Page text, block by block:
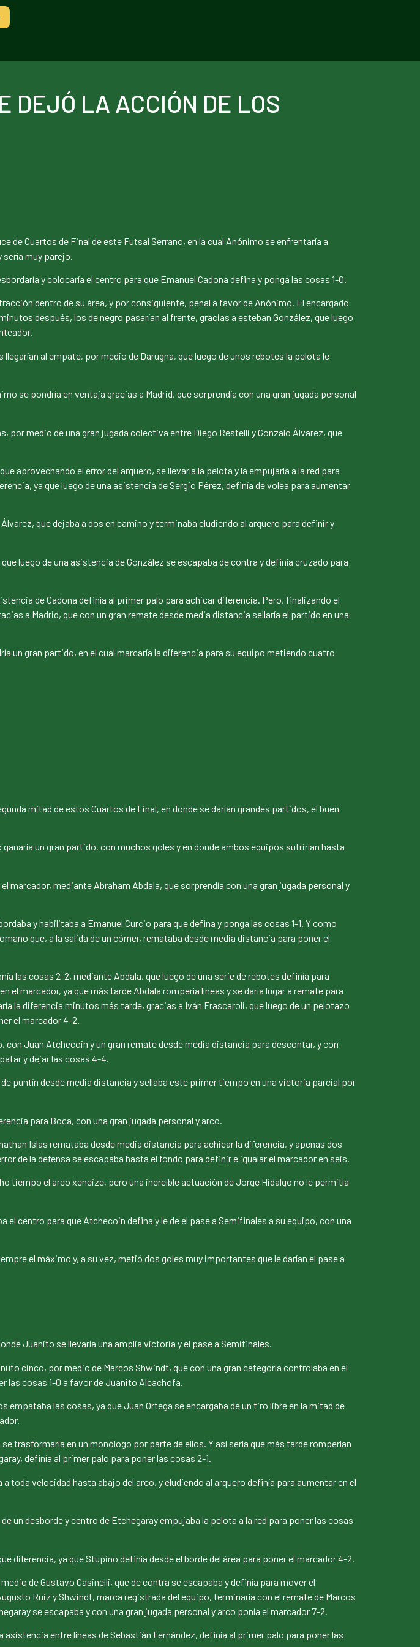
DEJÓ LA ACCIÓN DE LOS
de Cuartos de Final de este Futsal Serrano, en la cual Anónimo se enfrentaría a
muy parejo.
y colocaría el centro para que Emanuel Cadona defina y ponga las cosas 1-0.
dentro de su área, y por consiguiente, penal a favor de Anónimo. El encargado
después, los de negro pasarían al frente, gracias a esteban González, que luego
al empate, por medio de Darugna, que luego de unos rebotes la pelota le
se pondría en ventaja gracias a Madrid, que sorprendía con una gran jugada personal
medio de una gran jugada colectiva entre Diego Restelli y Gonzalo Álvarez, que
aprovechando el error del arquero, se llevaría la pelota y la empujaría a la red para
ya que luego de una asistencia de Sergio Pérez, definía de volea para aumentar
que dejaba a dos en camino y terminaba eludiendo al arquero para definir y
luego de una asistencia de González se escapaba de contra y definía cruzado para
de Cadona definía al primer palo para achicar diferencia. Pero, finalizando el
a Madrid, que con un gran remate desde media distancia sellaría el partido en una
un gran partido, en el cual marcaría la diferencia para su equipo metiendo cuatro
mitad de estos Cuartos de Final, en donde se darían grandes partidos, el buen
un gran partido, con muchos goles y en donde ambos equipos sufrirían hasta
mediante Abraham Abdala, que sorprendía con una gran jugada personal y
y habilitaba a Emanuel Curcio para que defina y ponga las cosas 1-1. Y como
que, a la salida de un córner, remataba desde media distancia para poner el
las cosas 2-2, mediante Abdala, que luego de una serie de rebotes definía para
marcador, ya que más tarde Abdala rompería líneas y se daría lugar a remate para
la diferencia minutos más tarde, gracias a Iván Frascaroli, que luego de un pelotazo
el marcador 4-2.
Juan Atchecoin y un gran remate desde media distancia para descontar, y con
y dejar las cosas 4-4.
puntín desde media distancia y sellaba este primer tiempo en una victoria parcial por
para Boca, con una gran jugada personal y arco.
Islas remataba desde media distancia para achicar la diferencia, y apenas dos
de la defensa se escapaba hasta el fondo para definir e igualar el marcador en seis.
el arco xeneize, pero una increíble actuación de Jorge Hidalgo no le permitía
centro para que Atchecoin defina y le de el pase a Semifinales a su equipo, con una
el máximo y, a su vez, metió dos goles muy importantes que le darían el pase a
Juanito se llevaría una amplia victoria y el pase a Semifinales.
cinco, por medio de Marcos Shwindt, que con una gran categoría controlaba en el
las cosas 1-0 a favor de Juanito Alcachofa.
las cosas, ya que Juan Ortega se encargaba de un tiro libre en la mitad de
trasformaría en un monólogo por parte de ellos. Y así sería que más tarde romperían
definía al primer palo para poner las cosas 2-1.
velocidad hasta abajo del arco, y eludiendo al arquero definía para aumentar en el
un desborde y centro de Etchegaray empujaba la pelota a la red para poner las cosas
ya que Stupino definía desde el borde del área para poner el marcador 4-2.
de Gustavo Casinelli, que de contra se escapaba y definía para mover el
Ruiz y Shwindt, marca registrada del equipo, terminaría con el remate de Marcos
se escapaba y con una gran jugada personal y arco ponía el marcador 7-2.
entre líneas de Sebastián Fernández, definía al primer palo para poner las